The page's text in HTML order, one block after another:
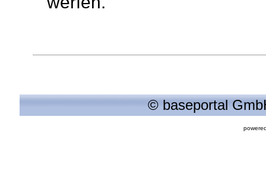
© baseportal